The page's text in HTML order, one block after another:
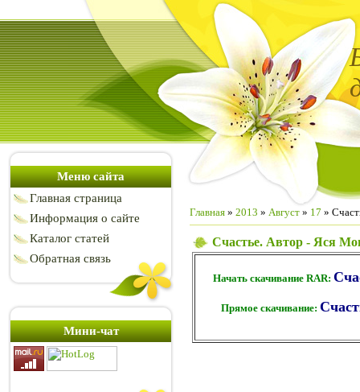
Меню сайта
Главная страница
Информация о сайте
Каталог статей
Обратная связь
Мини-чат
Главная » 2013 » Август » 17 »
Счастье. Автор - Яся
Начать скачивание RAR:
Прямое скачивание: